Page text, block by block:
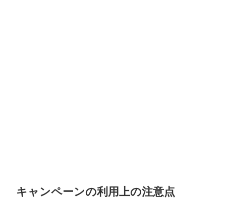
キャンペーンの利用上の注意点